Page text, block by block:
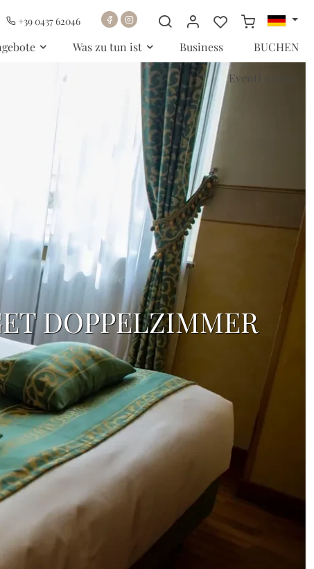
+39 0437 62046
Was zu tun ist Business BUCHEN
Eventi e Feste
DOPPELZIMMER